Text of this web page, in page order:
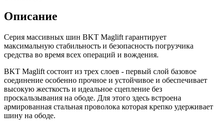
Описание
Серия массивных шин BKT Maglift гарантирует
максимальную стабильность и безопасность погрузчика
средства во время всех операций и вождения.
BKT Maglift состоит из трех слоев - первый слой базовое
соединение особенно прочное и устойчивое и обеспечивает
высокую жесткость и идеальное сцепление без
проскальзывания на ободе. Для этого здесь встроена
армированная стальная проволока которая крепко удерживает
шину на ободе.